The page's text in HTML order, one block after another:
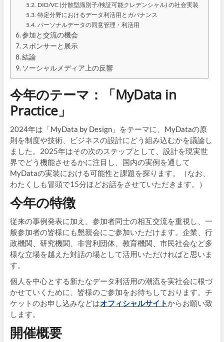
DID/VC (分散型識別子/検証可能クレデンシャル) の社会実装
特定分野におけるデータ利活用とガバナンス
パーソナルデータの同意管理・利活用
参加と交流の機会
スポンサーと展示
結論
ソーシャルメディア上の反響
今年のテーマ：「MyData in
Practice」
2024年は「MyData by Design」をテーマに、MyDataの原
則を制度や技術、ビジネスの設計にどう組み込むかを議論し
ました。2025年はその次のステップとして、設計を現実世
界でどう機能させるかに注目し、国内の実例を通して
MyDataの実装における可能性と課題を探ります。（なお、
わたくしも冒頭で15分ほどお話をさせていただきます。）
今年の特徴
従来の事例発表に加え、参加者同士の相互交流を重視し、一
般参加者の皆様にも懇親会にご参加いただけます。企業、行
政機関、研究機関、非営利団体、教育機関、市民社会など多
様な立場を越えた対話の場として活用いただければと思いま
す。
個人を中心とする新たなデータ利活用の潮流を実社会に根づ
かせていくために、皆様のご参加をお待ちしております。チ
ケットのお申し込みなどはオフィシャルサイトからお願い致
します。
開催概要